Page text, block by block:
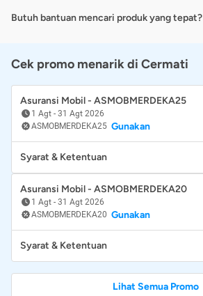
Butuh bantuan mencari produk yang tepat?
Cek promo menarik di Cermati
Asuransi Mobil - ASMOBMERDEKA25
1 Agt - 31 Agt 2026
ASMOBMERDEKA25 Gunakan
Syarat & Ketentuan
Asuransi Mobil - ASMOBMERDEKA20
1 Agt - 31 Agt 2026
ASMOBMERDEKA20 Gunakan
Syarat & Ketentuan
Lihat Semua Promo